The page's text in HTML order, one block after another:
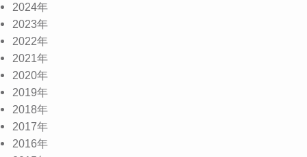
2024年
2023年
2022年
2021年
2020年
2019年
2018年
2017年
2016年